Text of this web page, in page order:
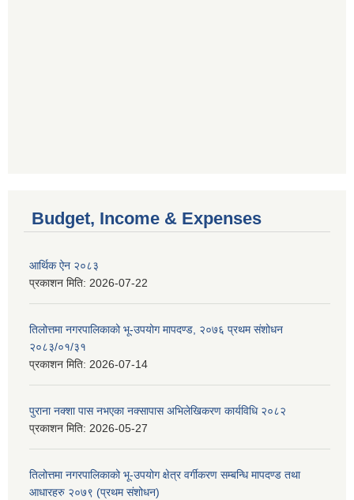
Budget, Income & Expenses
आर्थिक ऐन २०८३
प्रकाशन मिति: 2026-07-22
तिलोत्तमा नगरपालिकाको भू-उपयोग मापदण्ड, २०७६ प्रथम संशोधन
२०८३/०१/३१
प्रकाशन मिति: 2026-07-14
पुराना नक्शा पास नभएका नक्सापास अभिलेखिकरण कार्यविधि २०८२
प्रकाशन मिति: 2026-05-27
तिलोत्तमा नगरपालिकाको भू-उपयोग क्षेत्र वर्गीकरण सम्बन्धि मापदण्ड तथा
आधारहरु २०७९ (प्रथम संशोधन)